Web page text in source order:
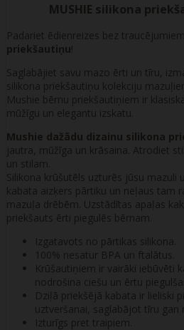
MUSHIE silikona
Padariet ēdienreizes bez
priekšautiņu!
Saglabājiet savu mazo ērti un tīru,
silikona priekšautiņu kolekciju
Mushie bērnu priekšautiņiem ir
mūžīgu un elegantu izskatu.
Mushie dažādu dizainu silikona
jautra, mūžīga un krāsaina. Atrodiet
un stilam.
Silikona krūšutēls uzturēs jūsu mazuli
kabata aizķers pārtiku un neļaus tam
mazuļa drēbēm. Uzstādītas apaļas
priekšauts ērti piegulēs bērnam.
Izgatavots no pārtikas silikona.
100% nesatur BPA un ftalātus.
Krūšautiņiem ir vairāki iebūvēti
nodrošina ciešu un ērtu
Dziļā priekšējā kabata ir lieliski
uztveršanai, saglabājot tīru gan
Izturīgs pret traipiem.